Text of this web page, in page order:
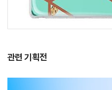
관련 기획전